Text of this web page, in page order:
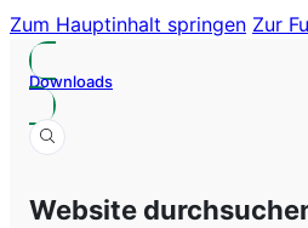
Zum Hauptinhalt springen Zur
Downloads
Website